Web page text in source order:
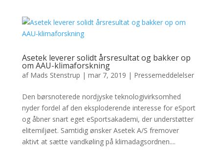
Asetek leverer solidt årsresultat og bakker op
om AAU-klimaforskning
af Mads Stenstrup | mar 7, 2019 | Pressemeddelelser
Den børsnoterede nordjyske teknologivirksomhed
nyder fordel af den eksploderende interesse for eSport
og åbner snart eget eSportsakademi, der understøtter
elitemiljøet. Samtidig ønsker Asetek A/S fremover
aktivt at sætte vandkøling på klimadagsordnen....